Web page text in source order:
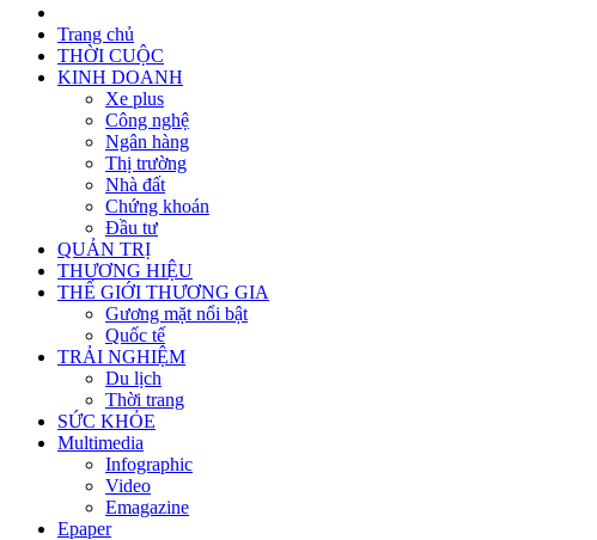
Trang chủ
THỜI CUỘC
KINH DOANH
Xe plus
Công nghệ
Ngân hàng
Thị trường
Nhà đất
Chứng khoán
Đầu tư
QUẢN TRỊ
THƯƠNG HIỆU
THẾ GIỚI THƯƠNG GIA
Gương mặt nổi bật
Quốc tế
TRẢI NGHIỆM
Du lịch
Thời trang
SỨC KHỎE
Multimedia
Infographic
Video
Emagazine
Epaper